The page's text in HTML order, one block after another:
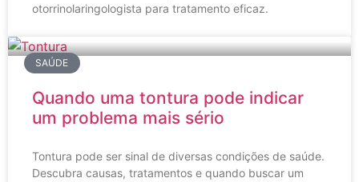
otorrinolaringologista para tratamento eficaz.
SAÚDE
Quando uma tontura pode indicar
um problema mais sério
Tontura pode ser sinal de diversas condições de saúde.
Descubra causas, tratamentos e quando buscar um